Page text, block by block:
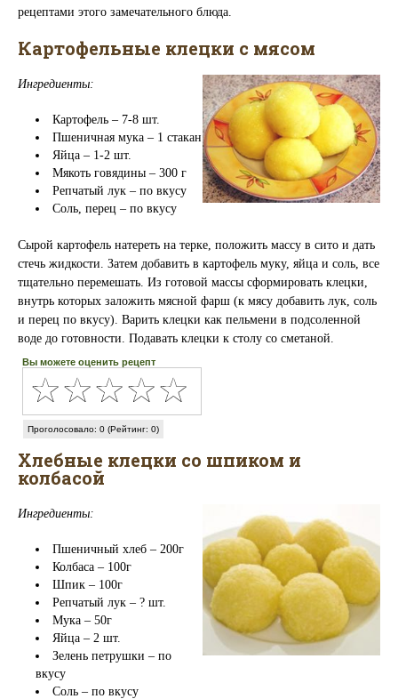
рецептами этого замечательного блюда.
Картофельные клецки с мясом
Ингредиенты:
Картофель – 7-8 шт.
Пшеничная мука – 1 стакан
Яйца – 1-2 шт.
Мякоть говядины – 300 г
Репчатый лук – по вкусу
Соль, перец – по вкусу
Сырой картофель натереть на терке, положить массу в сито и дать
стечь жидкости. Затем добавить в картофель муку, яйца и соль, все
тщательно перемешать. Из готовой массы сформировать клецки,
внутрь которых заложить мясной фарш (к мясу добавить лук, соль
и перец по вкусу). Варить клецки как пельмени в подсоленной
воде до готовности. Подавать клецки к столу со сметаной.
Вы можете оценить рецепт
Проголосовало: 0 (Рейтинг: 0)
Хлебные клецки со шпиком и
колбасой
Ингредиенты:
Пшеничный хлеб – 200г
Колбаса – 100г
Шпик – 100г
Репчатый лук – ? шт.
Мука – 50г
Яйца – 2 шт.
Зелень петрушки – по
вкусу
Соль – по вкусу